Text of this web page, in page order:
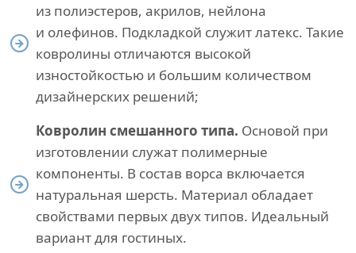
из полиэстеров, акрилов, нейлона
и олефинов. Подкладкой служит латекс. Такие
ковролины отличаются высокой
изностойкостью и большим количеством
дизайнерских решений;
Ковролин смешанного типа. Основой при
изготовлении служат полимерные
компоненты. В состав ворса включается
натуральная шерсть. Материал обладает
свойствами первых двух типов. Идеальный
вариант для гостиных.